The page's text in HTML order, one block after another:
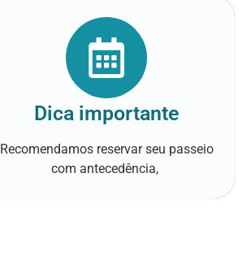
Dica importante
Recomendamos reservar seu passeio
com antecedência,